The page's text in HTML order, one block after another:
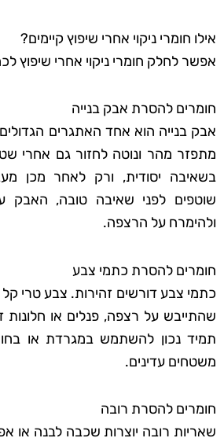
אילו חומרי ניקוי אחרי שיפוץ קיימים?
אפשר לחלק חומרי ניקוי אחרי שיפוץ
חומרים להסרת אבק בנייה
אבק בנייה הוא אחד האתגרים
מתפזר מהר ונוטה לחזור גם אחרי
בשאיבה יסודית, ורק לאחר מכן
שוטפים לפני שאיבה טובה, האבק
ולהימרח על הרצפה.
חומרים להסרת כתמי צבע
כתמי צבע דורשים זהירות. צבע טרי
שהתייבש על רצפה, פנלים או חלונות
תמיד נכון להשתמש במגרדת או
משטחים עדינים.
חומרים להסרת רובה
שאריות רובה יוצרות שכבה לבנה או